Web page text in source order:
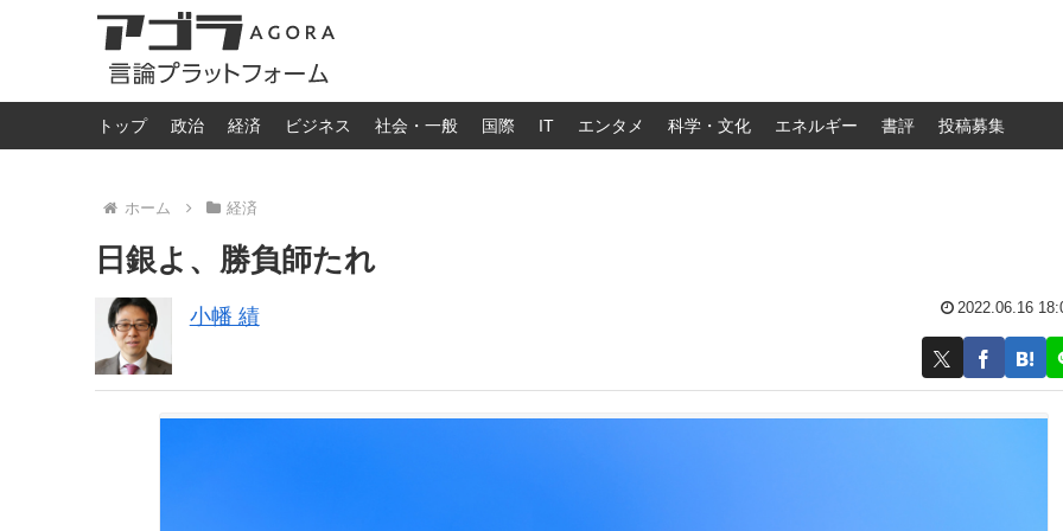
トップ 政治 経済 ビジネス 社会・一般 国際 IT エンタメ 科学・文化 エネルギー 書評 投稿募集
ホーム 経済
日銀よ、勝負師たれ
小幡 績 2022.06.16